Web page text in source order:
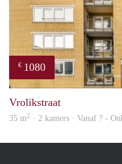
€ 1080
Vrolikstraat
35 m2 · 2 kamers · Vanaf ? -